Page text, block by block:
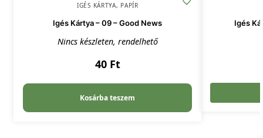
IGÉS KÁRTYA, PAPÍR
Igés Kártya – 09 – Good News
Nincs készleten, rendelhető
40 Ft
Kosárba teszem
Igés